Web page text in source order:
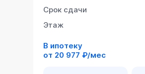
Срок сдачи
Этаж
В ипотеку
от 20 977 ₽/мес